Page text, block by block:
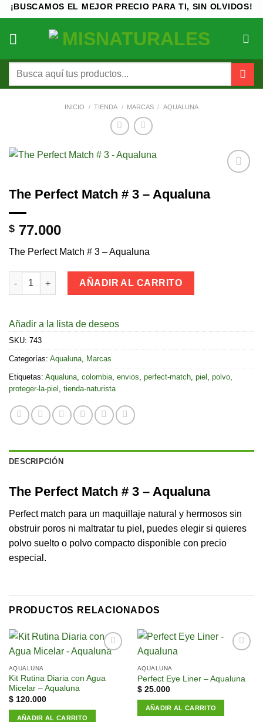
Saltar
al
contenido
¡BUSCAMOS EL MEJOR PRECIO PARA TI, SIN OLVIDOS!
Buscar
INICIO / TIENDA / MARCAS / AQUALUNA
The Perfect Match # 3 – Aqualuna
$ 77.000
The Perfect Match # 3 – Aqualuna
The Perfect Match # 3 - Aqualuna cantidad
AÑADIR AL CARRITO
Añadir a la lista de deseos
SKU: 743
Categorías: Aqualuna, Marcas
Etiquetas: Aqualuna, colombia, envios, perfect-match, piel , polvo,
proteger-la-piel , tienda-naturista
DESCRIPCIÓN
The Perfect Match # 3 – Aqualuna
Perfect match para un maquillaje natural y hermosos sin
obstruir poros ni maltratar tu piel, puedes elegir si quieres
polvo suelto o polvo compacto disponible con precio
especial.
PRODUCTOS RELACIONADOS
lista de
AQUALUNA
Kit Rutina Diaria con Agua
Micelar – Aqualuna
$120.000
AÑADIR AL CARRITO
lista de
deseos
AQUALUNA
Perfect Eye Liner – Aqualuna
$25.000
AÑADIR AL CARRITO